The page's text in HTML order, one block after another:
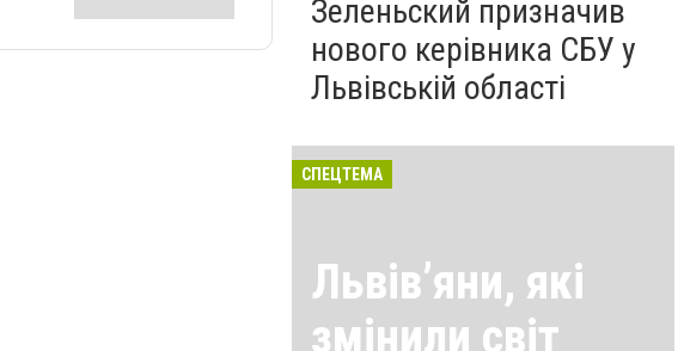
Зеленьский призначив
нового керівника СБУ у
Львівській області
СПЕЦТЕМА
Львівʼяни, які
змінили світ